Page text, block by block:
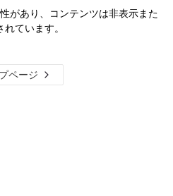
があり、コンテンツは非表示また
れています。
ページ